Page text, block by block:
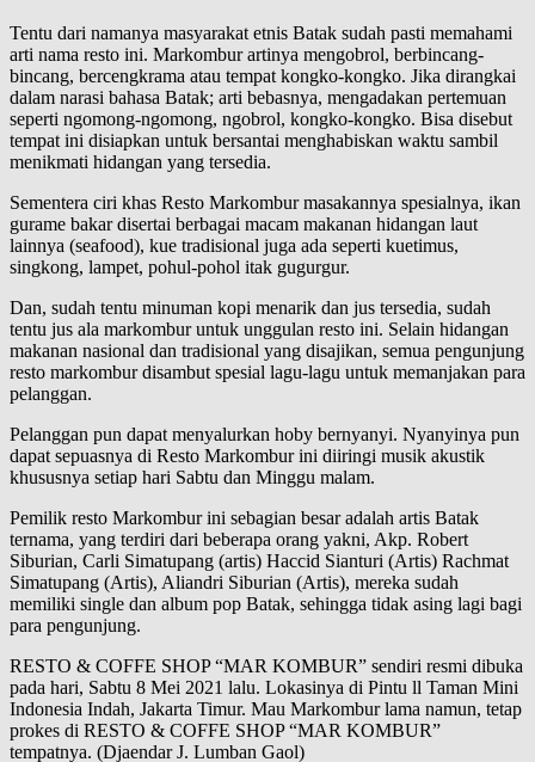
Tentu dari namanya masyarakat etnis Batak sudah pasti memahami
arti nama resto ini. Markombur artinya mengobrol, berbincang-
bincang, bercengkrama atau tempat kongko-kongko. Jika dirangkai
dalam narasi bahasa Batak; arti bebasnya, mengadakan pertemuan
seperti ngomong-ngomong, ngobrol, kongko-kongko. Bisa disebut
tempat ini disiapkan untuk bersantai menghabiskan waktu sambil
menikmati hidangan yang tersedia.
Sementera ciri khas Resto Markombur masakannya spesialnya, ikan
gurame bakar disertai berbagai macam makanan hidangan laut
lainnya (seafood), kue tradisional juga ada seperti kuetimus,
singkong, lampet, pohul-pohol itak gugurgur.
Dan, sudah tentu minuman kopi menarik dan jus tersedia, sudah
tentu jus ala markombur untuk unggulan resto ini. Selain hidangan
makanan nasional dan tradisional yang disajikan, semua pengunjung
resto markombur disambut spesial lagu-lagu untuk memanjakan para
pelanggan.
Pelanggan pun dapat menyalurkan hoby bernyanyi. Nyanyinya pun
dapat sepuasnya di Resto Markombur ini diiringi musik akustik
khususnya setiap hari Sabtu dan Minggu malam.
Pemilik resto Markombur ini sebagian besar adalah artis Batak
ternama, yang terdiri dari beberapa orang yakni, Akp. Robert
Siburian, Carli Simatupang (artis) Haccid Sianturi (Artis) Rachmat
Simatupang (Artis), Aliandri Siburian (Artis), mereka sudah
memiliki single dan album pop Batak, sehingga tidak asing lagi bagi
para pengunjung.
RESTO & COFFE SHOP “MAR KOMBUR” sendiri resmi dibuka
pada hari, Sabtu 8 Mei 2021 lalu. Lokasinya di Pintu ll Taman Mini
Indonesia Indah, Jakarta Timur. Mau Markombur lama namun, tetap
prokes di RESTO & COFFE SHOP “MAR KOMBUR”
tempatnya. (Djaendar J. Lumban Gaol)